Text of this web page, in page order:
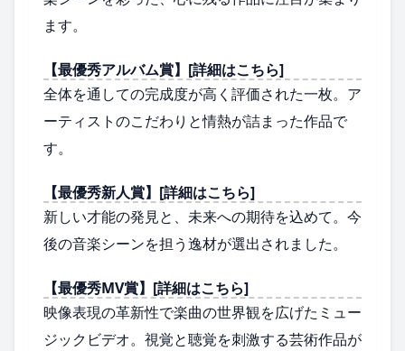
ます。
【最優秀アルバム賞】[詳細はこちら]
全体を通しての完成度が高く評価された一枚。ア
ーティストのこだわりと情熱が詰まった作品で
す。
【最優秀新人賞】[詳細はこちら]
新しい才能の発見と、未来への期待を込めて。今
後の音楽シーンを担う逸材が選出されました。
【最優秀MV賞】[詳細はこちら]
映像表現の革新性で楽曲の世界観を広げたミュー
ジックビデオ。視覚と聴覚を刺激する芸術作品が